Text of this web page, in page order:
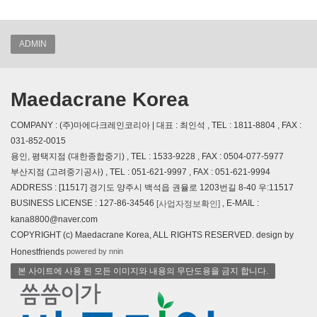
ADMIN
Maedacrane Korea
COMPANY : (주)마에다크레인코리아 | 대표 : 최인석 , TEL : 1811-8804 , FAX :
031-852-0015
용인, 평택지점 (대한종합중기) , TEL : 1533-9228 , FAX : 0504-077-5977
부산지점 (고려중기공사) , TEL : 051-621-9997 , FAX : 051-621-9994
ADDRESS : [11517] 경기도 양주시 백석읍 권율로 1203번길 8-40 우:11517
BUSINESS LICENSE : 127-86-34546 [사업자정보확인] , E-MAIL :
kana8800@naver.com
COPYRIGHT (c) Maedacrane Korea, ALL RIGHTS RESERVED. design by
Honestfriends powered by nnin
본 사이트에 사용 된 모든 이미지와 내용의 무단도용을 금지 합니다.